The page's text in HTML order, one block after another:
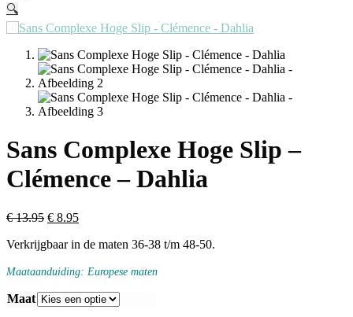
🔍
Sans Complexe Hoge Slip –
Clémence – Dahlia
€13.95 € 8.95
Verkrijgbaar in de maten 36-38 t/m 48-50.
Maataanduiding: Europese maten
Maat